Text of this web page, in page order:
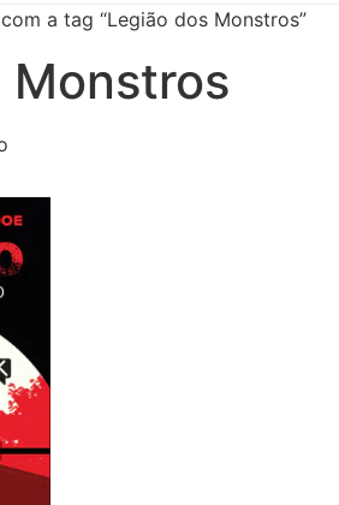
a tag “Legião dos Monstros”
Monstros